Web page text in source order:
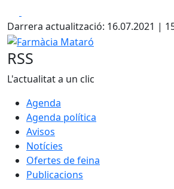
Darrera actualització: 16.07.2021 |
Farmàcia Mataró
RSS
L'actualitat a un clic
Agenda
Agenda política
Avisos
Notícies
Ofertes de feina
Publicacions